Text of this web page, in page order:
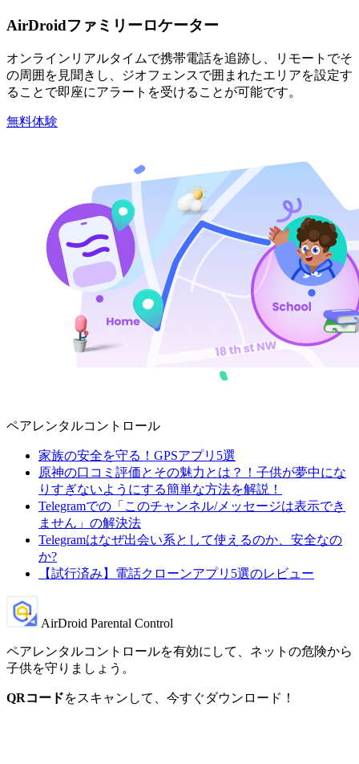
AirDroidファミリーロケーター
オンラインリアルタイムで携帯電話を追跡し、リモートでそ
の周囲を見聞きし、ジオフェンスで囲まれたエリアを設定す
ることで即座にアラートを受けることが可能です。
無料体験
ペアレンタルコントロール
家族の安全を守る！GPSアプリ5選
原神の口コミ評価とその魅力とは？！子供が夢中にな
りすぎないようにする簡単な方法を解説！
Telegramでの「このチャンネル/メッセージは表示でき
ません」の解決法
Telegramはなぜ出会い系として使えるのか、安全なの
か?
【試行済み】電話クローンアプリ5選のレビュー
AirDroid Parental Control
ペアレンタルコントロールを有効にして、ネットの危険から
子供を守りましょう。
QRコードをスキャンして、今すぐダウンロード！